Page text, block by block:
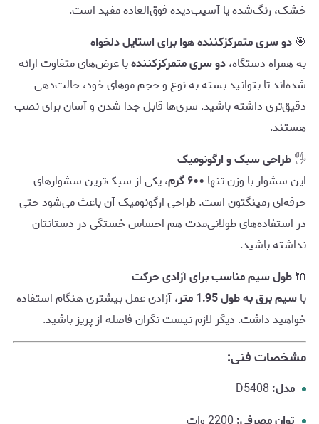
خشک، رنگ‌شده یا آسیب‌دیده فوق‌العاده مفید است.
🎯 دو سری متمرکزکننده هوا برای استایل دلخواه
به همراه دستگاه،دو سری متمرکزکنندهبا عرض‌های متفاوت ارائه
شده‌اند تا بتوانید بسته به نوع و حجم موهای خود، حالت‌دهی
دقیق‌تری داشته باشید. سری‌ها قابل جدا شدن و آسان برای نصب
هستند.
🖐️طراحی سبک و ارگونومیک
این سشوار با وزن تنها ۶۰۰ گرم
، یکی از سبک‌ترین سشوارهای
حرفه‌ای رمینگتون است. طراحی ارگونومیک آن باعث می‌شود حتی
در استفاده‌های طولانی‌مدت هم احساس خستگی در دستانتان
نداشته باشید.
🔌طول سیم مناسب برای آزادی حرکت
باسیم برق به طول 1.95 متر
، آزادی عمل بیشتری هنگام استفاده
خواهید داشت. دیگر لازم نیست نگران فاصله از پریز باشید.
مشخصات فنی:
مدل: